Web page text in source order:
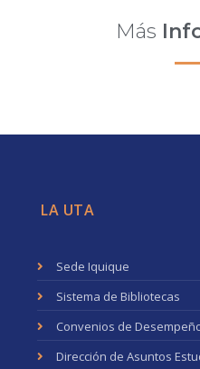
Más
LA UTA
Sede Iquique
Sistema de Bibliotecas
Convenios de
Dirección de Asuntos